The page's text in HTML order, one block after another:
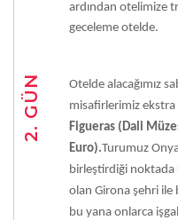
ardından otelimize
geceleme otelde.
2. GÜN
Otelde alacağımız
misafirlerimiz
Figueras (Dali
Euro).Turumuz
birleştirdiği noktada
olan Girona şehri ile
bu yana onlarca